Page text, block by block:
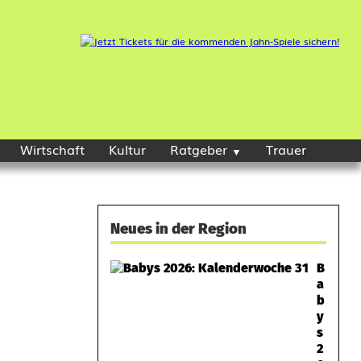
Wirtschaft Kultur Ratgeber Trauer
Neues in der Region
B
a
b
y
s
2